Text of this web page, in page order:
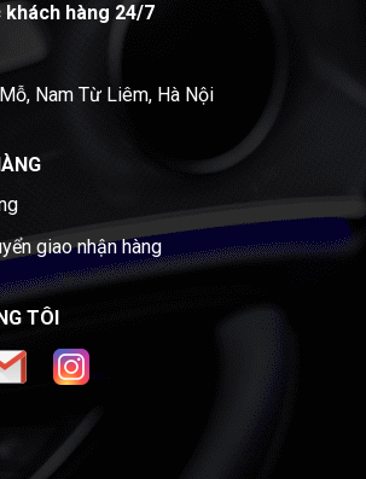
hàng 24/7
Nam Từ Liêm, Hà Nội
giao nhận hàng
TÔI